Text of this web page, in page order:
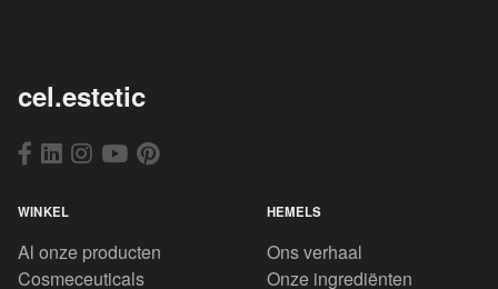
cel.estetic
WINKEL
Al onze producten
Cosmeceuticals
HEMELS
Ons verhaal
Onze ingrediënten